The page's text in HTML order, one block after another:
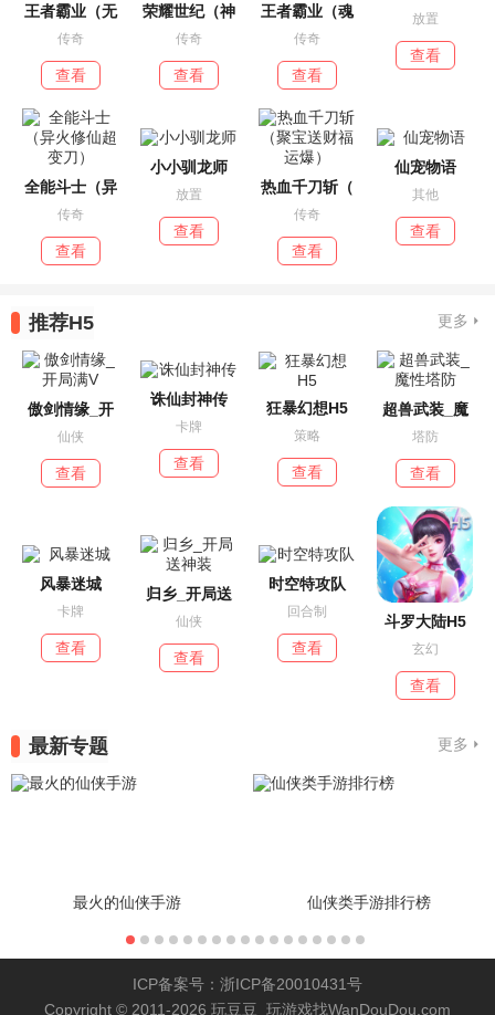
王者霸业（无
传奇
查看
荣耀世纪（神
传奇
查看
王者霸业（魂
传奇
查看
放置
查看
全能斗士（异
传奇
查看
小小驯龙师
放置
查看
热血千刀斩（
传奇
查看
仙宠物语
其他
查看
推荐H5 更多
傲剑情缘_开
仙侠
查看
诛仙封神传
卡牌
查看
狂暴幻想H5
策略
查看
超兽武装_魔
塔防
查看
风暴迷城
卡牌
查看
归乡_开局送
仙侠
查看
时空特攻队
回合制
查看
斗罗大陆H5
玄幻
查看
最新专题 更多
最火的仙侠手游 仙侠类手游排行榜
ICP备案号：浙ICP备20010431号
Copyright © 2011-2026 玩豆豆_玩游戏找WanDouDou.com